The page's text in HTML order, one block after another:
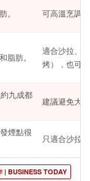
。 可高溫烹調
脂肪。
適合沙拉、
烤），也可
九成都
建議避免大
煙點很
只適合沙拉
| BUSINESS TODAY